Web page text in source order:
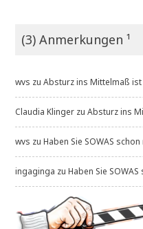
(3) Anmerkungen ¹
wvs zuAbsturz ins Mittelmaß
Claudia Klinger zuAbsturz ins
wvs zuHaben Sie SOWAS
ingaginga zuHaben Sie